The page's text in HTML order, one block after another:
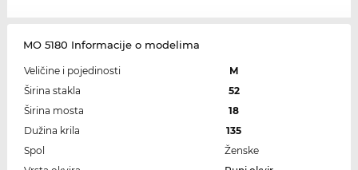
MO 5180 Informacije o modelima
Veličine i pojedinosti
M
Širina stakla
52
Širina mosta
18
Dužina krila
135
Spol
Ženske